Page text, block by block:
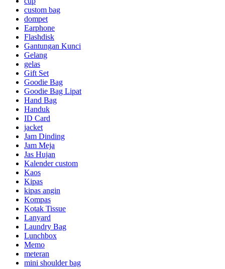
custom bag
dompet
Earphone
Flashdisk
Gantungan Kunci
Gelang
gelas
Gift Set
Goodie Bag
Goodie Bag Lipat
Hand Bag
Handuk
ID Card
jacket
Jam Dinding
Jam Meja
Jas Hujan
Kalender custom
Kaos
Kipas
kipas angin
Kompas
Kotak Tissue
Lanyard
Laundry Bag
Lunchbox
Memo
meteran
mini shoulder bag